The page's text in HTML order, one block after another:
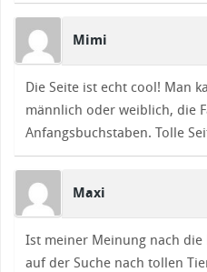
Mimi
Die Seite ist echt cool! Man
männlich oder weiblich, die
Anfangsbuchstaben. Tolle
Maxi
Ist meiner Meinung nach die
auf der Suche nach tollen